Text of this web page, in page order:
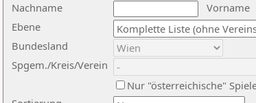
Nachname
Vorname
Ebene
Bundesland
Spgem./Kreis/Verein
Nur "österreichische"